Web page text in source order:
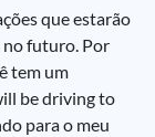
que estarão
no futuro. Por
tem um
be driving to
para o meu